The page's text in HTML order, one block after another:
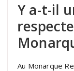
Y a-t-il
Au Monarque